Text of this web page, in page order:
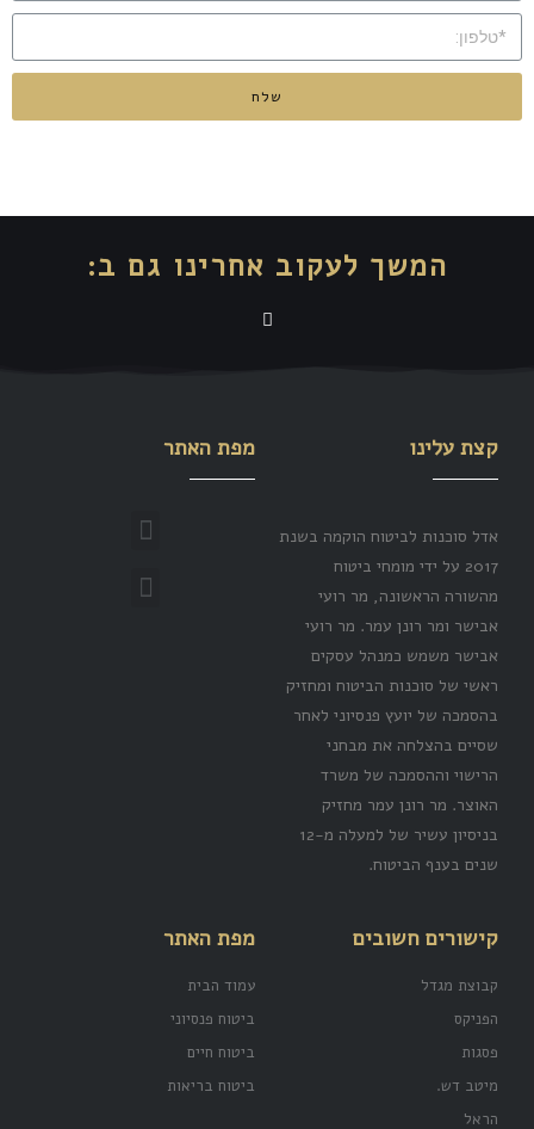
שלח
המשך לעקוב אחרינו גם ב:
קצת עלינו
אדל סוכנות לביטוח הוקמה בשנת
2017 על ידי מומחי ביטוח
מהשורה הראשונה, מר רועי
אבישר ומר רונן עמר. מר רועי
אבישר משמש כמנהל עסקים
ראשי של סוכנות הביטוח ומחזיק
בהסמכה של יועץ פנסיוני לאחר
שסיים בהצלחה את מבחני
הרישוי וההסמכה של משרד
האוצר. מר רונן עמר מחזיק
בניסיון עשיר של למעלה מ-12
שנים בענף הביטוח.
מפת האתר
קישורים חשובים
קבוצת מגדל
הפניקס
פסגות
מיטב דש.
הראל
מפת האתר
עמוד הבית
ביטוח פנסיוני
ביטוח חיים
ביטוח בריאות